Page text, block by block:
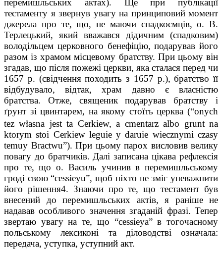
перемишльських актах). Ще при публікації
тестаменту я звернув увагу на принциповий момент
джерела про те, що, не маючи спадкоємців, о. В.
Терлецький, який вважався дідичним (спадковим)
володільцем церковного бенефіцію, подарував його
разом із храмом місцевому братству. При цьому він
згадав, що після пожежі церкви, яка сталася перед чи
1657 р. (свідчення походить з 1657 р.), братство її
відбудувало, відтак, храм давно є власністю
братства. Отже, священик подарував братству і
ґрунт зі цвинтарем, на якому стоїть церква (“onych
tez własna jest ta Cerkiew, a cmentarz albo grunt na
ktorym stoi Cerkiew leguie y daruie wiecznymi czasy
temuy Bractwu”). При цьому парох висловив велику
повагу до братчиків. Далі записана цікава рефлексія
про те, що о. Василь учинив в перемишльському
гроді свою “cessieyu”, щоб ніхто не зміг уневажнити
його рішення4. Знаючи про те, що тестамент був
внесений до перемишльських актів, я раніше не
надавав особливого значення згаданій фразі. Тепер
звертаю увагу на те, що “cessieyа” в тогочасному
польському лексиконі та діловодстві означала:
передача, уступка, уступний акт.